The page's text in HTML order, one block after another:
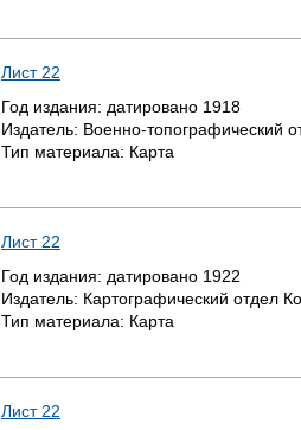
Лист 22
Год издания: датировано 1918
Издатель: Военно-топографический
Тип материала: Карта
Лист 22
Год издания: датировано 1922
Издатель: Картографический отдел
Тип материала: Карта
Лист 22